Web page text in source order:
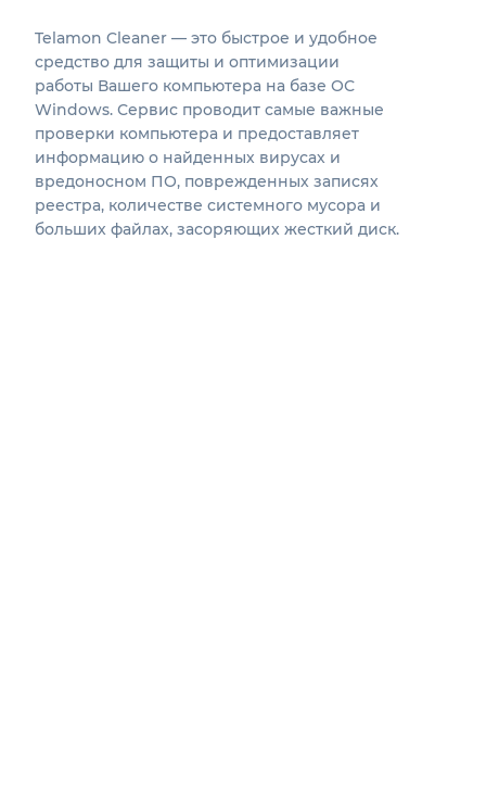
Telamon Cleaner — это быстрое и удобное
средство для защиты и оптимизации
работы Вашего компьютера на базе ОС
Windows. Сервис проводит самые важные
проверки компьютера и предоставляет
информацию о найденных вирусах и
вредоносном ПО, поврежденных записях
реестра, количестве системного мусора и
больших файлах, засоряющих жесткий диск.